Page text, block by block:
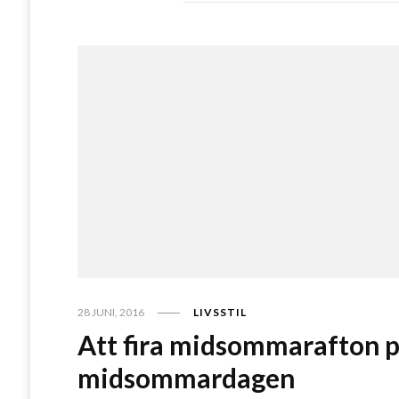
28 JUNI, 2016 LIVSSTIL
Att fira midsommarafton
midsommardagen